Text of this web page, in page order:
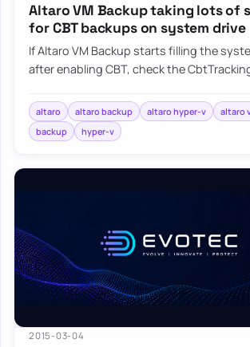
Altaro VM Backup taking lots of
for CBT backups on system drive
If Altaro VM Backup starts filling the
after enabling CBT, check the
altaro altaro backup altaro hyper-v
altaro
backup
hyper-v
2015-03-04